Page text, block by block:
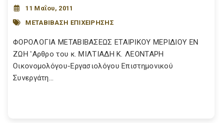
11 Μαΐου, 2011
ΜΕΤΑΒΙΒΑΣΗ ΕΠΙΧΕΙΡΗΣΗΣ
ΦΟΡΟΛΟΓΙΑ ΜΕΤΑΒΙΒΑΣΕΩΣ ΕΤΑΙΡΙΚΟΥ ΜΕΡΙΔΙΟΥ ΕΝ
ΖΩΗ 'Aρθρο του κ. MIΛTIAΔH K. ΛEONTAPH
Oικονομολόγου-Eργασιολόγου Eπιστημονικού
Συνεργάτη...